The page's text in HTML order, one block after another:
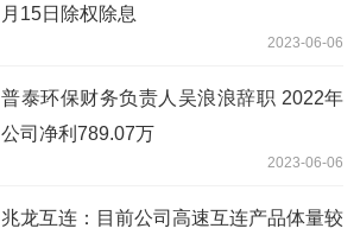
月15日除权除息
2023-06-06
普泰环保财务负责人吴浪浪辞职 2022年
公司净利789.07万
2023-06-06
兆龙互连：目前公司高速互连产品体量较